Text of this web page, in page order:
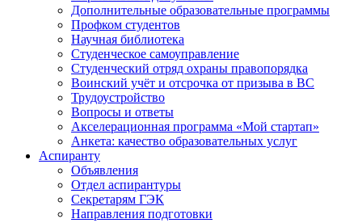
Дополнительные образовательные программы
Профком студентов
Научная библиотека
Студенческое самоуправление
Студенческий отряд охраны правопорядка
Воинский учёт и отсрочка от призыва в ВС
Трудоустройство
Вопросы и ответы
Акселерационная программа «Мой стартап»
Анкета: качество образовательных услуг
Аспиранту
Объявления
Отдел аспирантуры
Секретарям ГЭК
Направления подготовки